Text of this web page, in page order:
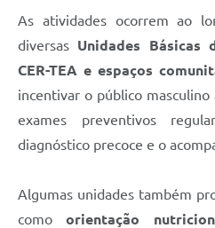
As atividades ocorrem ao
diversas Unidades Básicas
CER-TEA e espaços
incentivar o público
exames preventivos
diagnóstico precoce e o
Algumas unidades também
comoorientação